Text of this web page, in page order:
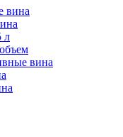
вина
л
вина